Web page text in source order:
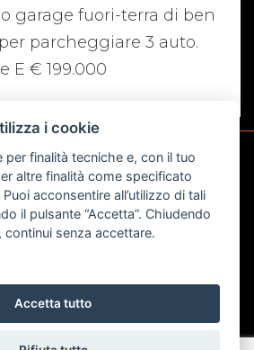
garage fuori-terra di ben
parcheggiare 3 auto.
E € 199.000
di Bedon e Poletto Snc
angolo via Ponte Roda n.12 -
i cookie
per finalità tecniche e, con il tuo
altre finalità come specificato
Puoi acconsentire all’utilizzo di tali
il pulsante “Accetta”. Chiudendo
senza accettare.
Accetta tutto